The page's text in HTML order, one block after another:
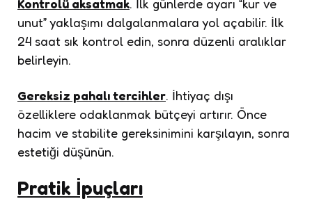
Kontrolü aksatmak. İlk günlerde ayarı “kur ve
unut” yaklaşımı dalgalanmalara yol açabilir. İlk
24 saat sık kontrol edin, sonra düzenli aralıklar
belirleyin.
Gereksiz pahalı tercihler. İhtiyaç dışı
özelliklere odaklanmak bütçeyi artırır. Önce
hacim ve stabilite gereksinimini karşılayın, sonra
estetiği düşünün.
Pratik İpuçları